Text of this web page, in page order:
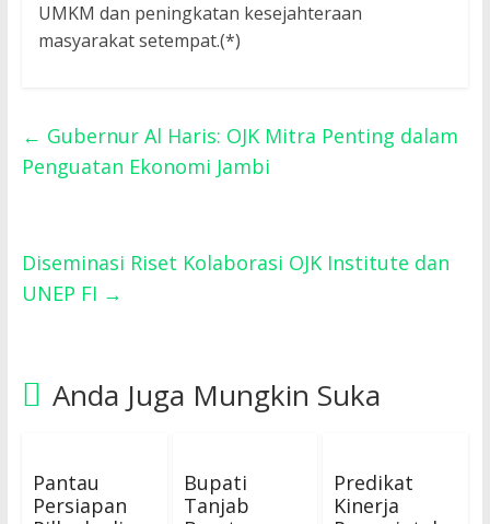
UMKM dan peningkatan kesejahteraan
masyarakat setempat.(*)
← Gubernur Al Haris: OJK Mitra Penting dalam
Penguatan Ekonomi Jambi
Diseminasi Riset Kolaborasi OJK Institute dan
UNEP FI →
Anda Juga Mungkin Suka
Pantau
Persiapan
Bupati
Tanjab
Predikat
Kinerja